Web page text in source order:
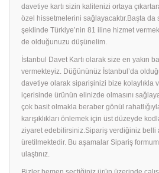
davetiye kartı sizin kalitenizi ortaya
özel hissetmelerini sağlayacaktır.Başta
şeklinde Türkiye’nin 81 iline hizmet
de olduğunuzu düşünelim.
İstanbul Davet Kartı olarak size en yakın
vermekteyiz. Düğününüz İstanbul’da
davetiye olarak siparişinizi bize kolaylıkla
içerisinde ürünün elinizde olmasını
çok basit olmakla beraber gönül
karışıklıkları önlemek için üst düzeyde
ziyaret edebilirsiniz.Sipariş verdiğiniz belli
üretilmektedir. Bu aşamalar Sipariş
ulaştınız.